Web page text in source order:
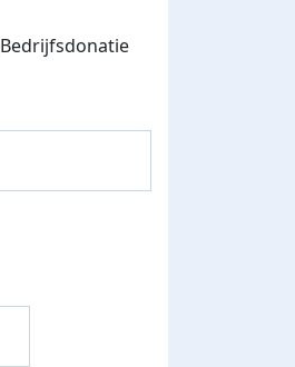
Bedrijfsdonatie